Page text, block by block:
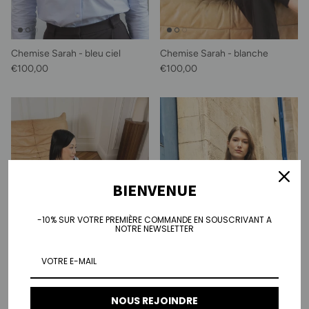
Chemise Sarah - bleu ciel
Prix habituel
€100,00
Chemise Sarah - blanche
Prix habituel
€100,00
BIENVENUE
-10% SUR VOTRE PREMIÈRE COMMANDE EN SOUSCRIVANT A
NOTRE NEWSLETTER
NOUS REJOINDRE